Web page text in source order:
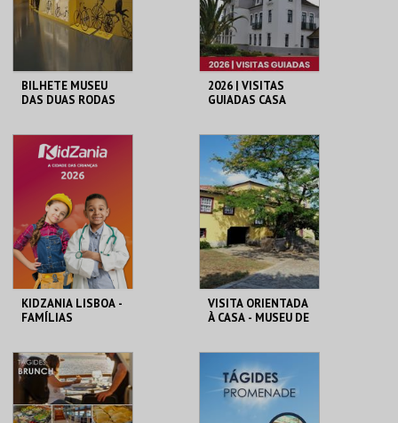
COMPRAR COMPRAR
BILHETE MUSEU
DAS DUAS RODAS
M2R
MAIS INFO
COMPRAR
2026 | VISITAS
GUIADAS CASA
CASA-MUSEU EGAS
MONIZ
MAIS INFO
COMPRAR
KIDZANIA LISBOA -
FAMÍLIAS
KIDZANIA
MAIS INFO
VISITA ORIENTADA
À CASA - MUSEU DE
LOJA DA CASA-
MUSEU CAMILO
MAIS INFO